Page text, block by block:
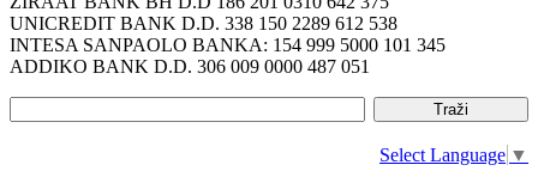
UNICREDIT BANK D.D. 338 150 2289 612 538
INTESA SANPAOLO BANKA: 154 999 5000 101 345
ADDIKO BANK D.D. 306 009 0000 487 051
Select Language ▼